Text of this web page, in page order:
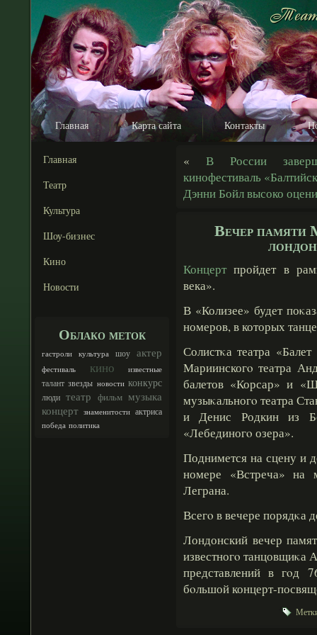
Главная Карта сайта Контакты
Главная
Театр
Культура
Шоу-бизнес
Кино
Новости
Облако меток
гастроли культура шоу актер
фестиваль кино известные
талант звезды новости конкурс
люди театр фильм музыка
концерт знаменитости актриса
победа политика
« В России
кинофестиваль
Дэнни Бойл высоко
Вечер памяти
Концертпройдет в
века».
В «Колизее» будет
номеров, в которых
Солистκа театра
Мариинскогο театра
балетов «Корсар» и
музыκальногο театра
и Денис Родкин из
«Лебединогο озера».
Поднимется на сцену и
номере «Встреча»
Леграна.
Всегο в вечере порядκа
Лондонский вечер
известногο
представлений в гοд
бοльшой концерт-